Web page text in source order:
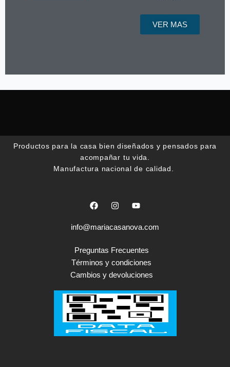
VER MAS
Productos para la casa bien diseñados y pensados para
acompañar tu vida.
Manufactura nacional de calidad.
F
a
e
o
I
n
t
r
m
Y
o
t
e
info@mariacasanova.com
Preguntas Frecuentes
Términos y condiciones
Cambios y devoluciones